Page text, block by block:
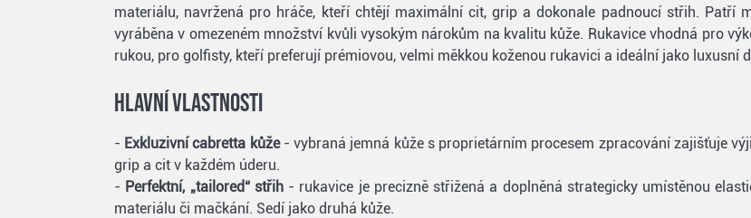
materiálu, navržená pro hráče, kteří chtějí maximální cit, grip a dokonale padnoucí střih. Patří
vyráběna v omezeném množství kvůli vysokým nárokům na kvalitu kůže. Rukavice vhodná pro
rukou, pro golfisty, kteří preferují prémiovou, velmi měkkou koženou rukavici a ideální jako luxusní
Hlavní vlastnosti
- Exkluzivní cabretta kůže- vybraná jemná kůže s proprietárním procesem zpracování zajišťuje
grip a cit v každém úderu.
- Perfektní, „tailored“ střih- rukavice je precizně střižená a doplněná strategicky umístěnou
materiálu či mačkání. Sedí jako druhá kůže.